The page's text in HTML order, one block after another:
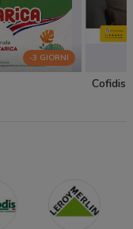
-3 GIORNI
Cofidis